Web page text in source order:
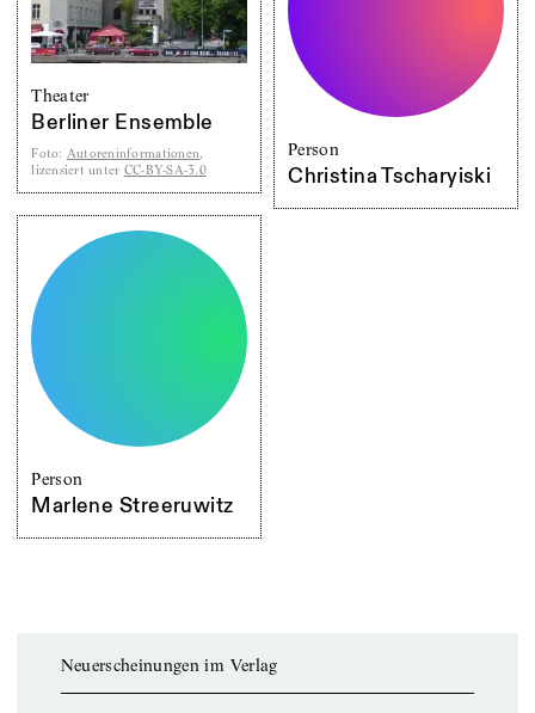
Theater
Berliner Ensemble
Foto: Autoreninformationen,
lizensiert unter CC-BY-SA-3.0
Person
Christina Tscharyiski
Person
Marlene Streeruwitz
Neuerscheinungen im Verlag